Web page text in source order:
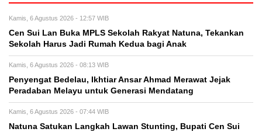
Kamis, 6 Agustus 2026 - 12:57 WIB
Cen Sui Lan Buka MPLS Sekolah Rakyat Natuna, Tekankan
Sekolah Harus Jadi Rumah Kedua bagi Anak
Kamis, 6 Agustus 2026 - 08:13 WIB
Penyengat Bedelau, Ikhtiar Ansar Ahmad Merawat Jejak
Peradaban Melayu untuk Generasi Mendatang
Kamis, 6 Agustus 2026 - 07:44 WIB
Natuna Satukan Langkah Lawan Stunting, Bupati Cen Sui